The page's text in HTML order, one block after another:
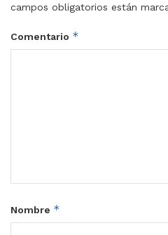
campos obligatorios están
Comentario *
Nombre *